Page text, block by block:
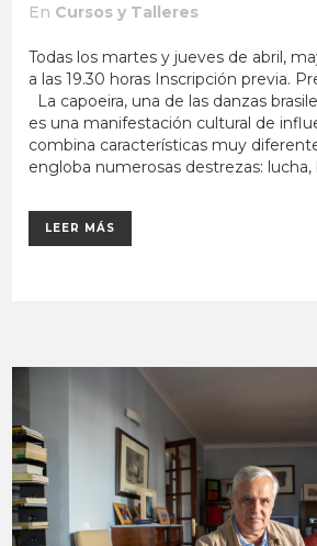
En Cursos y Talleres
Todas los martes y jueves de abril,
a las 19.30 horas Inscripción previa.
La capoeira, una de las danzas
es una manifestación cultural de
combina características muy
engloba numerosas destrezas: lucha,
LEER MÁS